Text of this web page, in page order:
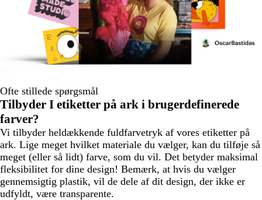
Ofte stillede spørgsmål
Tilbyder I etiketter på ark i brugerdefinerede
farver?
Vi tilbyder heldækkende fuldfarvetryk af vores etiketter på
ark. Lige meget hvilket materiale du vælger, kan du tilføje så
meget (eller så lidt) farve, som du vil. Det betyder maksimal
fleksibilitet for dine design! Bemærk, at hvis du vælger
gennemsigtig plastik, vil de dele af dit design, der ikke er
udfyldt, være transparente.